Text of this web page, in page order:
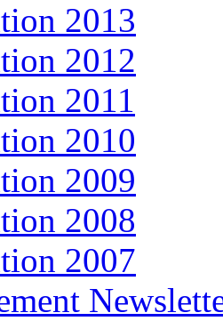
2013
2012
2011
2010
2009
2008
2007